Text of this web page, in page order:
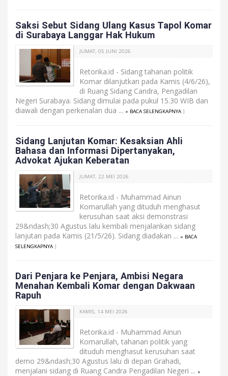
Saksi Sebut Sidang Ulang Kasus Tapol Komar
di Surabaya Langgar Hak Hukum
JUMAT, 05 JUNI 2026
Retorika.id - Sidang tahanan politik
Komar dilanjutkan pada Kamis (4/6/26),
di Ruang Sidang Candra, Pengadilan
Negeri Surabaya. Sidang dimulai pada pukul 15.30 WIB dan
diawali dengan perkenalan dua ... » BACA SELENGKAPNYA ]
Sidang Lanjutan Komar: Kesaksian Ahli
Bahasa dan Informasi Dipertanyakan,
Advokat Ajukan Keberatan
JUMAT, 22 MEI 2026
Retorika.id - Muhammad Ainun
Komarullah yang dituduh menghasut
kerusuhan saat aksi demonstrasi
29&ndash;30 Agustus lalu kembali menjalankan sidang
lanjutan pada Kamis (21/5/26). Sidang diadakan ... » BACA
SELENGKAPNYA ]
Dari Penjara ke Penjara, Ambisi Negara
Menahan Kembali Komar dengan Dakwaan
Rapuh
KAMIS, 14 MEI 2026
Retorika.id - Muhammad Ainun
Komarullah, tahanan politik yang
dituduh menghasut kerusuhan saat
demo 29&ndash;30 Agustus lalu di depan Grahadi,
menjalani sidang di Ruang Candra Pengadilan Negeri ... »